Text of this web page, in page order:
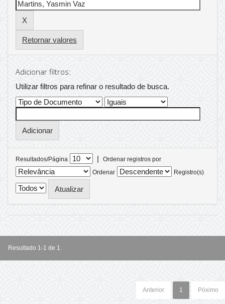
Retornar valores
Adicionar filtros:
Utilizar filtros para refinar o resultado de busca.
Resultados/Página |
Ordenar registros por
Ordenar
Registro(s)
Resultado 1-1 de 1.
Anterior 1 Póximo